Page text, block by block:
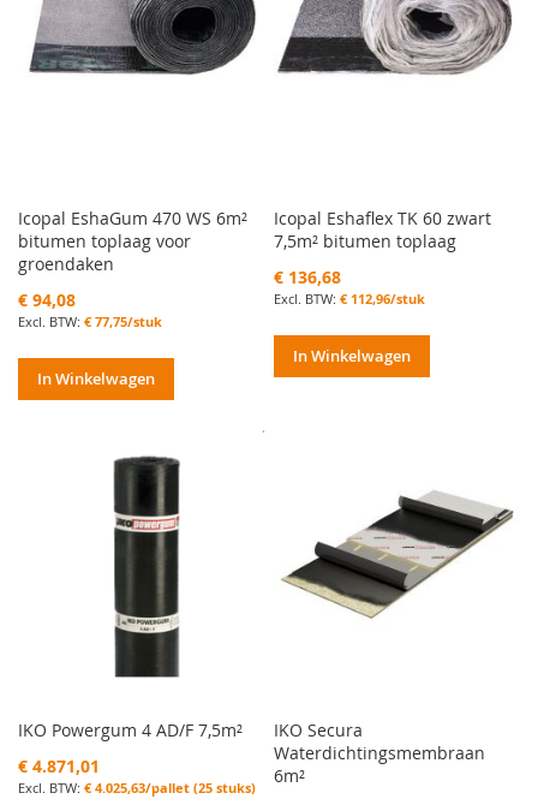
Icopal EshaGum 470 WS 6m²
bitumen toplaag voor
groendaken
€ 94,08
€ 77,75/stuk
In Winkelwagen
Icopal Eshaflex TK 60 zwart
7,5m² bitumen toplaag
€ 136,68
€ 112,96/stuk
In Winkelwagen
IKO Powergum 4 AD/F 7,5m²
€ 4.871,01
€ 4.025,63/pallet (25 stuks)
IKO Secura
Waterdichtingsmembraan
6m²